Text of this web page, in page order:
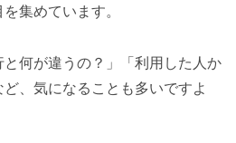
集めています。
何が違うの？」「利用した人か
、気になることも多いですよ